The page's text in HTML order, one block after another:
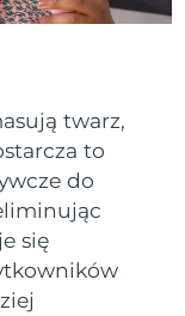
twarz,
to
do
się
czas dostawy
czas dostawy
12/8/26
czas dostawy
czas dostawy